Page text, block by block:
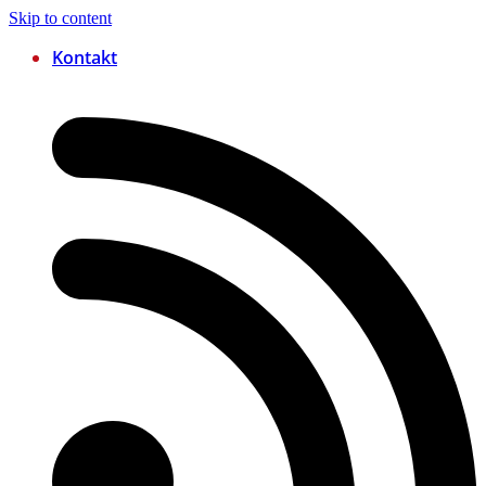
Skip to content
Kontakt